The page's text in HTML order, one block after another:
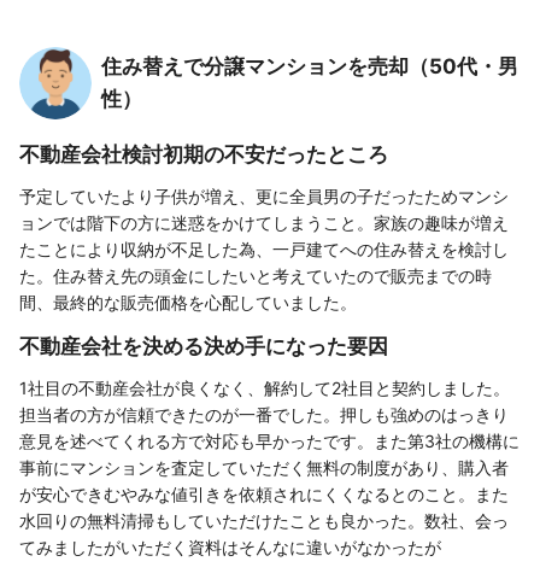
住み替えで分譲マンションを売却（50代・男
性）
不動産会社検討初期の不安だったところ
予定していたより子供が増え、更に全員男の子だったためマンシ
ョンでは階下の方に迷惑をかけてしまうこと。家族の趣味が増え
たことにより収納が不足した為、一戸建てへの住み替えを検討し
た。住み替え先の頭金にしたいと考えていたので販売までの時
間、最終的な販売価格を心配していました。
不動産会社を決める決め手になった要因
1社目の不動産会社が良くなく、解約して2社目と契約しました。
担当者の方が信頼できたのが一番でした。押しも強めのはっきり
意見を述べてくれる方で対応も早かったです。また第3社の機構に
事前にマンションを査定していただく無料の制度があり、購入者
が安心できむやみな値引きを依頼されにくくなるとのこと。また
水回りの無料清掃もしていただけたことも良かった。数社、会っ
てみましたがいただく資料はそんなに違いがなかったが